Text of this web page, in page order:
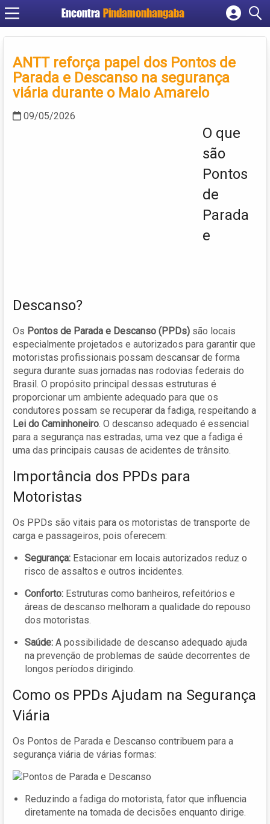
Encontra Pindamonhangaba
Cadastrar empresa
Criar conta
ANTT reforça papel dos Pontos de
Parada e Descanso na segurança
viária durante o Maio Amarelo
09/05/2026
O que
são
Pontos
de
Parada
e
Descanso?
Os Pontos de Parada e Descanso (PPDs) são locais
especialmente projetados e autorizados para garantir que
motoristas profissionais possam descansar de forma
segura durante suas jornadas nas rodovias federais do
Brasil. O propósito principal dessas estruturas é
proporcionar um ambiente adequado para que os
condutores possam se recuperar da fadiga, respeitando a
Lei do Caminhoneiro. O descanso adequado é essencial
para a segurança nas estradas, uma vez que a fadiga é
uma das principais causas de acidentes de trânsito.
Importância dos PPDs para
Motoristas
Os PPDs são vitais para os motoristas de transporte de
carga e passageiros, pois oferecem:
Segurança: Estacionar em locais autorizados reduz o
risco de assaltos e outros incidentes.
Conforto: Estruturas como banheiros, refeitórios e
áreas de descanso melhoram a qualidade do repouso
dos motoristas.
Saúde: A possibilidade de descanso adequado ajuda
na prevenção de problemas de saúde decorrentes de
longos períodos dirigindo.
Como os PPDs Ajudam na Segurança
Viária
Os Pontos de Parada e Descanso contribuem para a
segurança viária de várias formas:
Reduzindo a fadiga do motorista, fator que influencia
diretamente na tomada de decisões enquanto dirige.